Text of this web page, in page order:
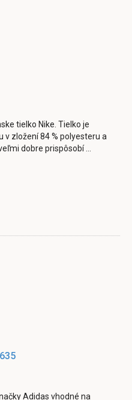
tielko Nike. Tielko je
zložení 84 % polyesteru a
dobre prispôsobí ...
Adidas vhodné na